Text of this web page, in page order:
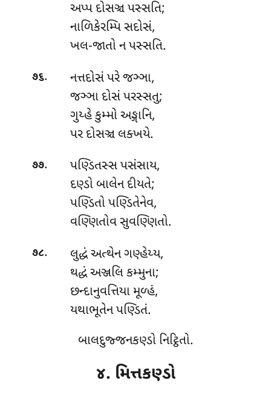
અપ્પ દોસઞ્ચ પસ્સતિ;
નાળિકેરમ્પિ સદોસં,
ખલ-જાતો ન પસ્સતિ.
૭૬.
નત્તદોસં પરે જઞ્ઞા,
જઞ્ઞા દોસં પરસ્સતુ;
ગુય્હેકુમ્મો અઙ્ગાનિ,
પર દોસઞ્ચ લક્ખયે.
૭૭.
પણ્ડિતસ્સ પસંસાય,
દણ્ડો બાલેન દીયતે;
પણ્ડિતો પણ્ડિતેનેવ,
વણ્ણિતોવ સુવણ્ણિતો.
૭૮.
લુદ્ધં અત્થેન ગણ્હેય્ય,
થદ્ધં અઞ્જલિ કમ્મુના;
છન્દાનુવત્તિયા મૂળ્હં,
યથાભૂતેન પણ્ડિતં.
બાલદુજ્જનકણ્ડો નિટ્ઠિતો.
૪. મિત્તકણ્ડો